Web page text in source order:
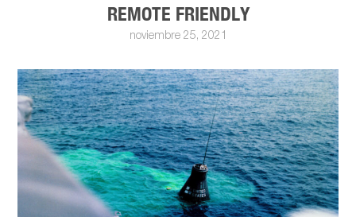
REMOTE FRIENDLY
noviembre 25, 2021